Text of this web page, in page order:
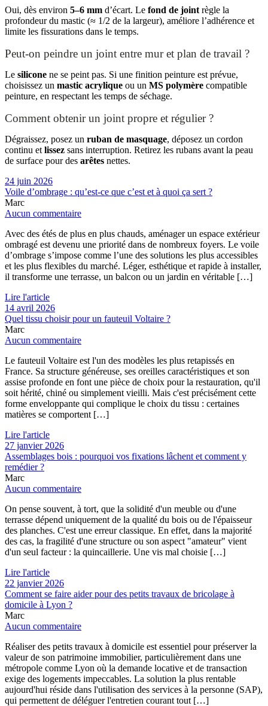
Oui, dès environ 5–6 mm d’écart. Le fond de joint règle la
profondeur du mastic (≈ 1/2 de la largeur), améliore l’adhérence et
limite les fissurations dans le temps.
Peut‑on peindre un joint entre mur et plan de travail ?
Le silicone ne se peint pas. Si une finition peinture est prévue,
choisissez un mastic acrylique ou un MS polymère compatible
peinture, en respectant les temps de séchage.
Comment obtenir un joint propre et régulier ?
Dégraissez, posez un ruban de masquage, déposez un cordon
continu et lissez sans interruption. Retirez les rubans avant la peau
de surface pour des arêtes nettes.
24 juin 2026
Voile d’ombrage : qu’est-ce que c’est et à quoi ça sert ?
Marc
Aucun commentaire
Avec des étés de plus en plus chauds, aménager un espace extérieur
ombragé est devenu une priorité dans de nombreux foyers. Le voile
d’ombrage s’impose comme l’une des solutions les plus accessibles
et les plus flexibles du marché. Léger, esthétique et rapide à installer,
il transforme une terrasse, un balcon ou un jardin en véritable […]
Lire l'article
14 avril 2026
Quel tissu choisir pour un fauteuil Voltaire ?
Marc
Aucun commentaire
Le fauteuil Voltaire est l'un des modèles les plus retapissés en
France. Sa structure généreuse, ses oreilles caractéristiques et son
assise profonde en font une pièce de choix pour la restauration, qu'il
soit hérité, chiné ou simplement vieilli. Mais c'est précisément cette
forme enveloppante qui complique le choix du tissu : certaines
matières se comportent […]
Lire l'article
27 janvier 2026
Assemblages bois : pourquoi vos fixations lâchent et comment y
remédier ?
Marc
Aucun commentaire
On pense souvent, à tort, que la solidité d'un meuble ou d'une
terrasse dépend uniquement de la qualité du bois ou de l'épaisseur
des planches. C'est une erreur classique. En effet, dans la majorité
des cas, la fragilité d'une structure ou son aspect "amateur" vient
d'un seul facteur : la quincaillerie. Une vis mal choisie […]
Lire l'article
22 janvier 2026
Comment se faire aider pour des petits travaux de bricolage à
domicile à Lyon ?
Marc
Aucun commentaire
Réaliser des petits travaux à domicile est essentiel pour préserver la
valeur de son patrimoine immobilier, particulièrement dans une
métropole comme Lyon où la demande locative et de transaction
exige des logements impeccables. La solution la plus rentable
aujourd'hui réside dans l'utilisation des services à la personne (SAP),
qui permettent de déléguer l'entretien courant tout […]